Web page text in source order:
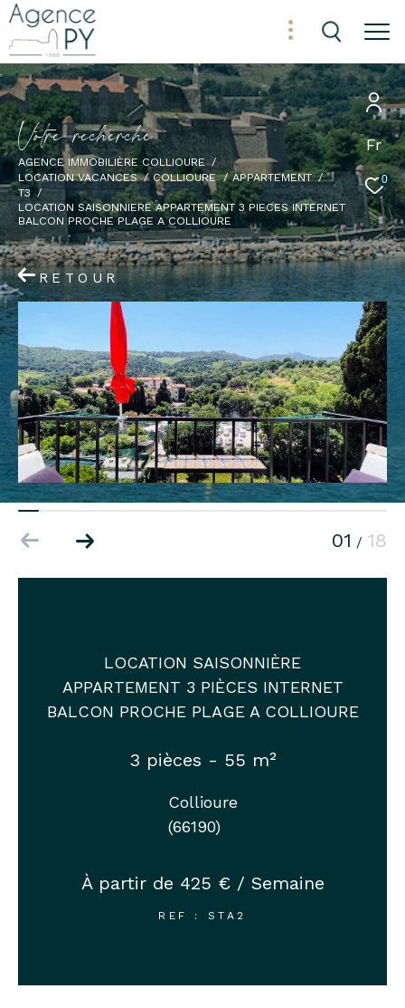
Fr
0
Votre recherche
AGENCE IMMOBILIÈRE COLLIOURE
LOCATION VACANCES
COLLIOURE
APPARTEMENT
T3
LOCATION SAISONNIERE APPARTEMENT 3 PIECES INTERNET
BALCON PROCHE PLAGE A COLLIOURE
RETOUR
01 / 18
LOCATION SAISONNIÈRE
APPARTEMENT 3 PIÈCES INTERNET
BALCON PROCHE PLAGE A COLLIOURE
3 pièces - 55 m²
Collioure
(66190)
À partir de 425 € / Semaine
REF : STA2